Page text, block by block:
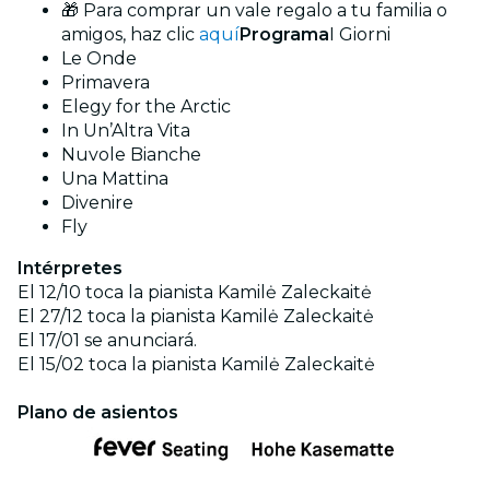
🎁 Para comprar un vale regalo a tu familia o
amigos, haz clic aquíProgramaI Giorni
Le Onde
Primavera
Elegy for the Arctic
In Un’Altra Vita
Nuvole Bianche
Una Mattina
Divenire
Fly
Intérpretes
El 12/10 toca la pianista Kamilė Zaleckaitė
El 27/12 toca la pianista Kamilė Zaleckaitė
El 17/01 se anunciará.
El 15/02 toca la pianista Kamilė Zaleckaitė
Plano de asientos